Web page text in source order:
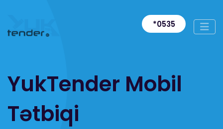
*0535
YukTender Mobil
Tətbiqi